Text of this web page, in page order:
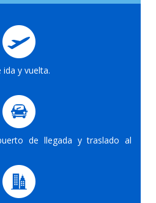
ida y vuelta.
de llegada y traslado al